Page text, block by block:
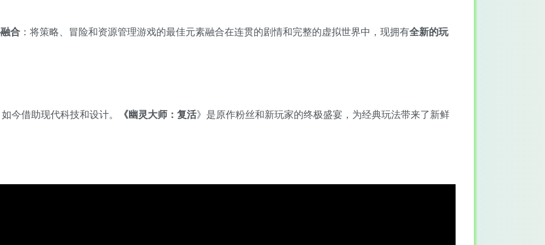
合 ：将策略、冒险和资源管理游戏的最佳元素融合在连贯的剧情和完整的虚拟世界中，现拥有全新的玩
今借助现代科技和设计。 《幽灵大师：复活》是原作粉丝和新玩家的终极盛宴，为经典玩法带来了新鲜